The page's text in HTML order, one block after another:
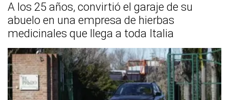
A los 25 años, convirtió el garaje de su
abuelo en una empresa de hierbas
medicinales que llega a toda Italia